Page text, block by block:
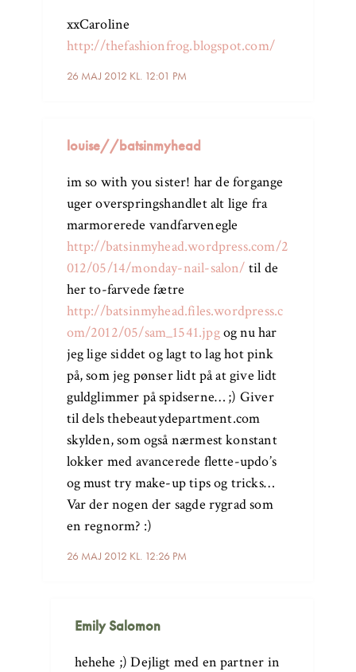
26 MAJ 2012 KL. 12:01 PM
xxCaroline
http://thefashionfrog.blogspot.com/
louise//batsinmyhead
26 MAJ 2012 KL. 12:26 PM
im so with you sister! har de forgange
uger overspringshandlet alt lige fra
marmorerede vandfarvenegle
http://batsinmyhead.wordpress.com/2
012/05/14/monday-nail-salon/ til de
her to-farvede fætre
http://batsinmyhead.files.wordpress.c
om/2012/05/sam_1541.jpgog nu har
jeg lige siddet og lagt to lag hot pink
på, som jeg pønser lidt på at give lidt
guldglimmer på spidserne… ;) Giver
til dels thebeautydepartment.com
skylden, som også nærmest konstant
lokker med avancerede flette-updo’s
og must try make-up tips og tricks…
Var der nogen der sagde rygrad som
en regnorm? :)
Emily Salomon
hehehe ;) Dejligt med en partner in